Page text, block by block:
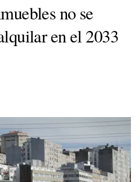
no se
en el 2033